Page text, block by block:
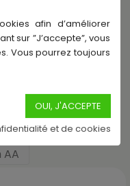
Sabian AA
afin d’améliorer
sur ”J’accepte”, vous
Vous pourrez toujours
et de cookies